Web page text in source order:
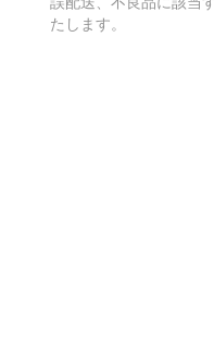
たします。